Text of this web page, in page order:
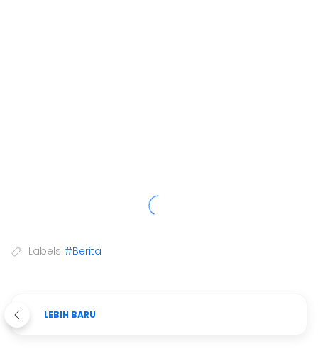
Labels #Berita
LEBIH BARU